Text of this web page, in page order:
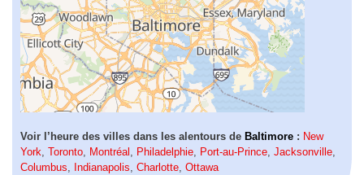
Voir l’heure des villes dans les alentours de Baltimore : New
York, Toronto, Montréal , Philadelphie, Port-au-Prince, Jacksonville,
Columbus, Indianapolis, Charlotte, Ottawa